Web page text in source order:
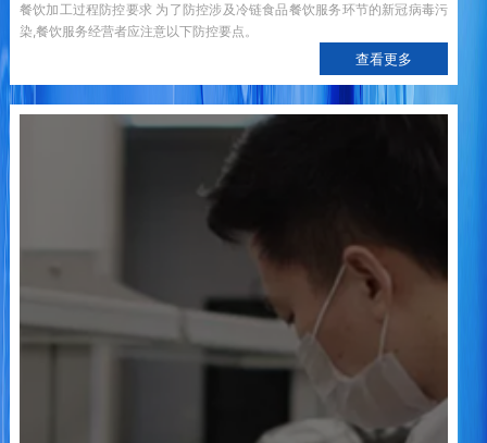
餐饮加工过程防控要求 为了防控涉及冷链食品餐饮服务环节的新冠病毒污
染,餐饮服务经营者应注意以下防控要点。
查看更多